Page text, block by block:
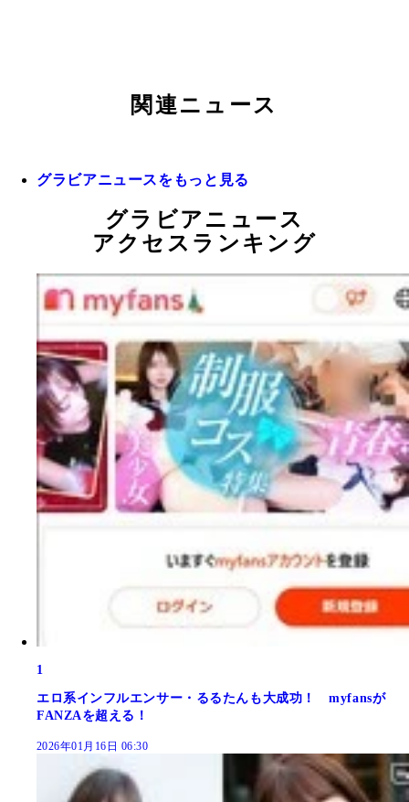
関連ニュース
グラビアニュースをもっと見る
グラビアニュース
アクセスランキング
1
エロ系インフルエンサー・るるたんも大成功！ myfansが
FANZAを超える！
2026年01月16日 06:30